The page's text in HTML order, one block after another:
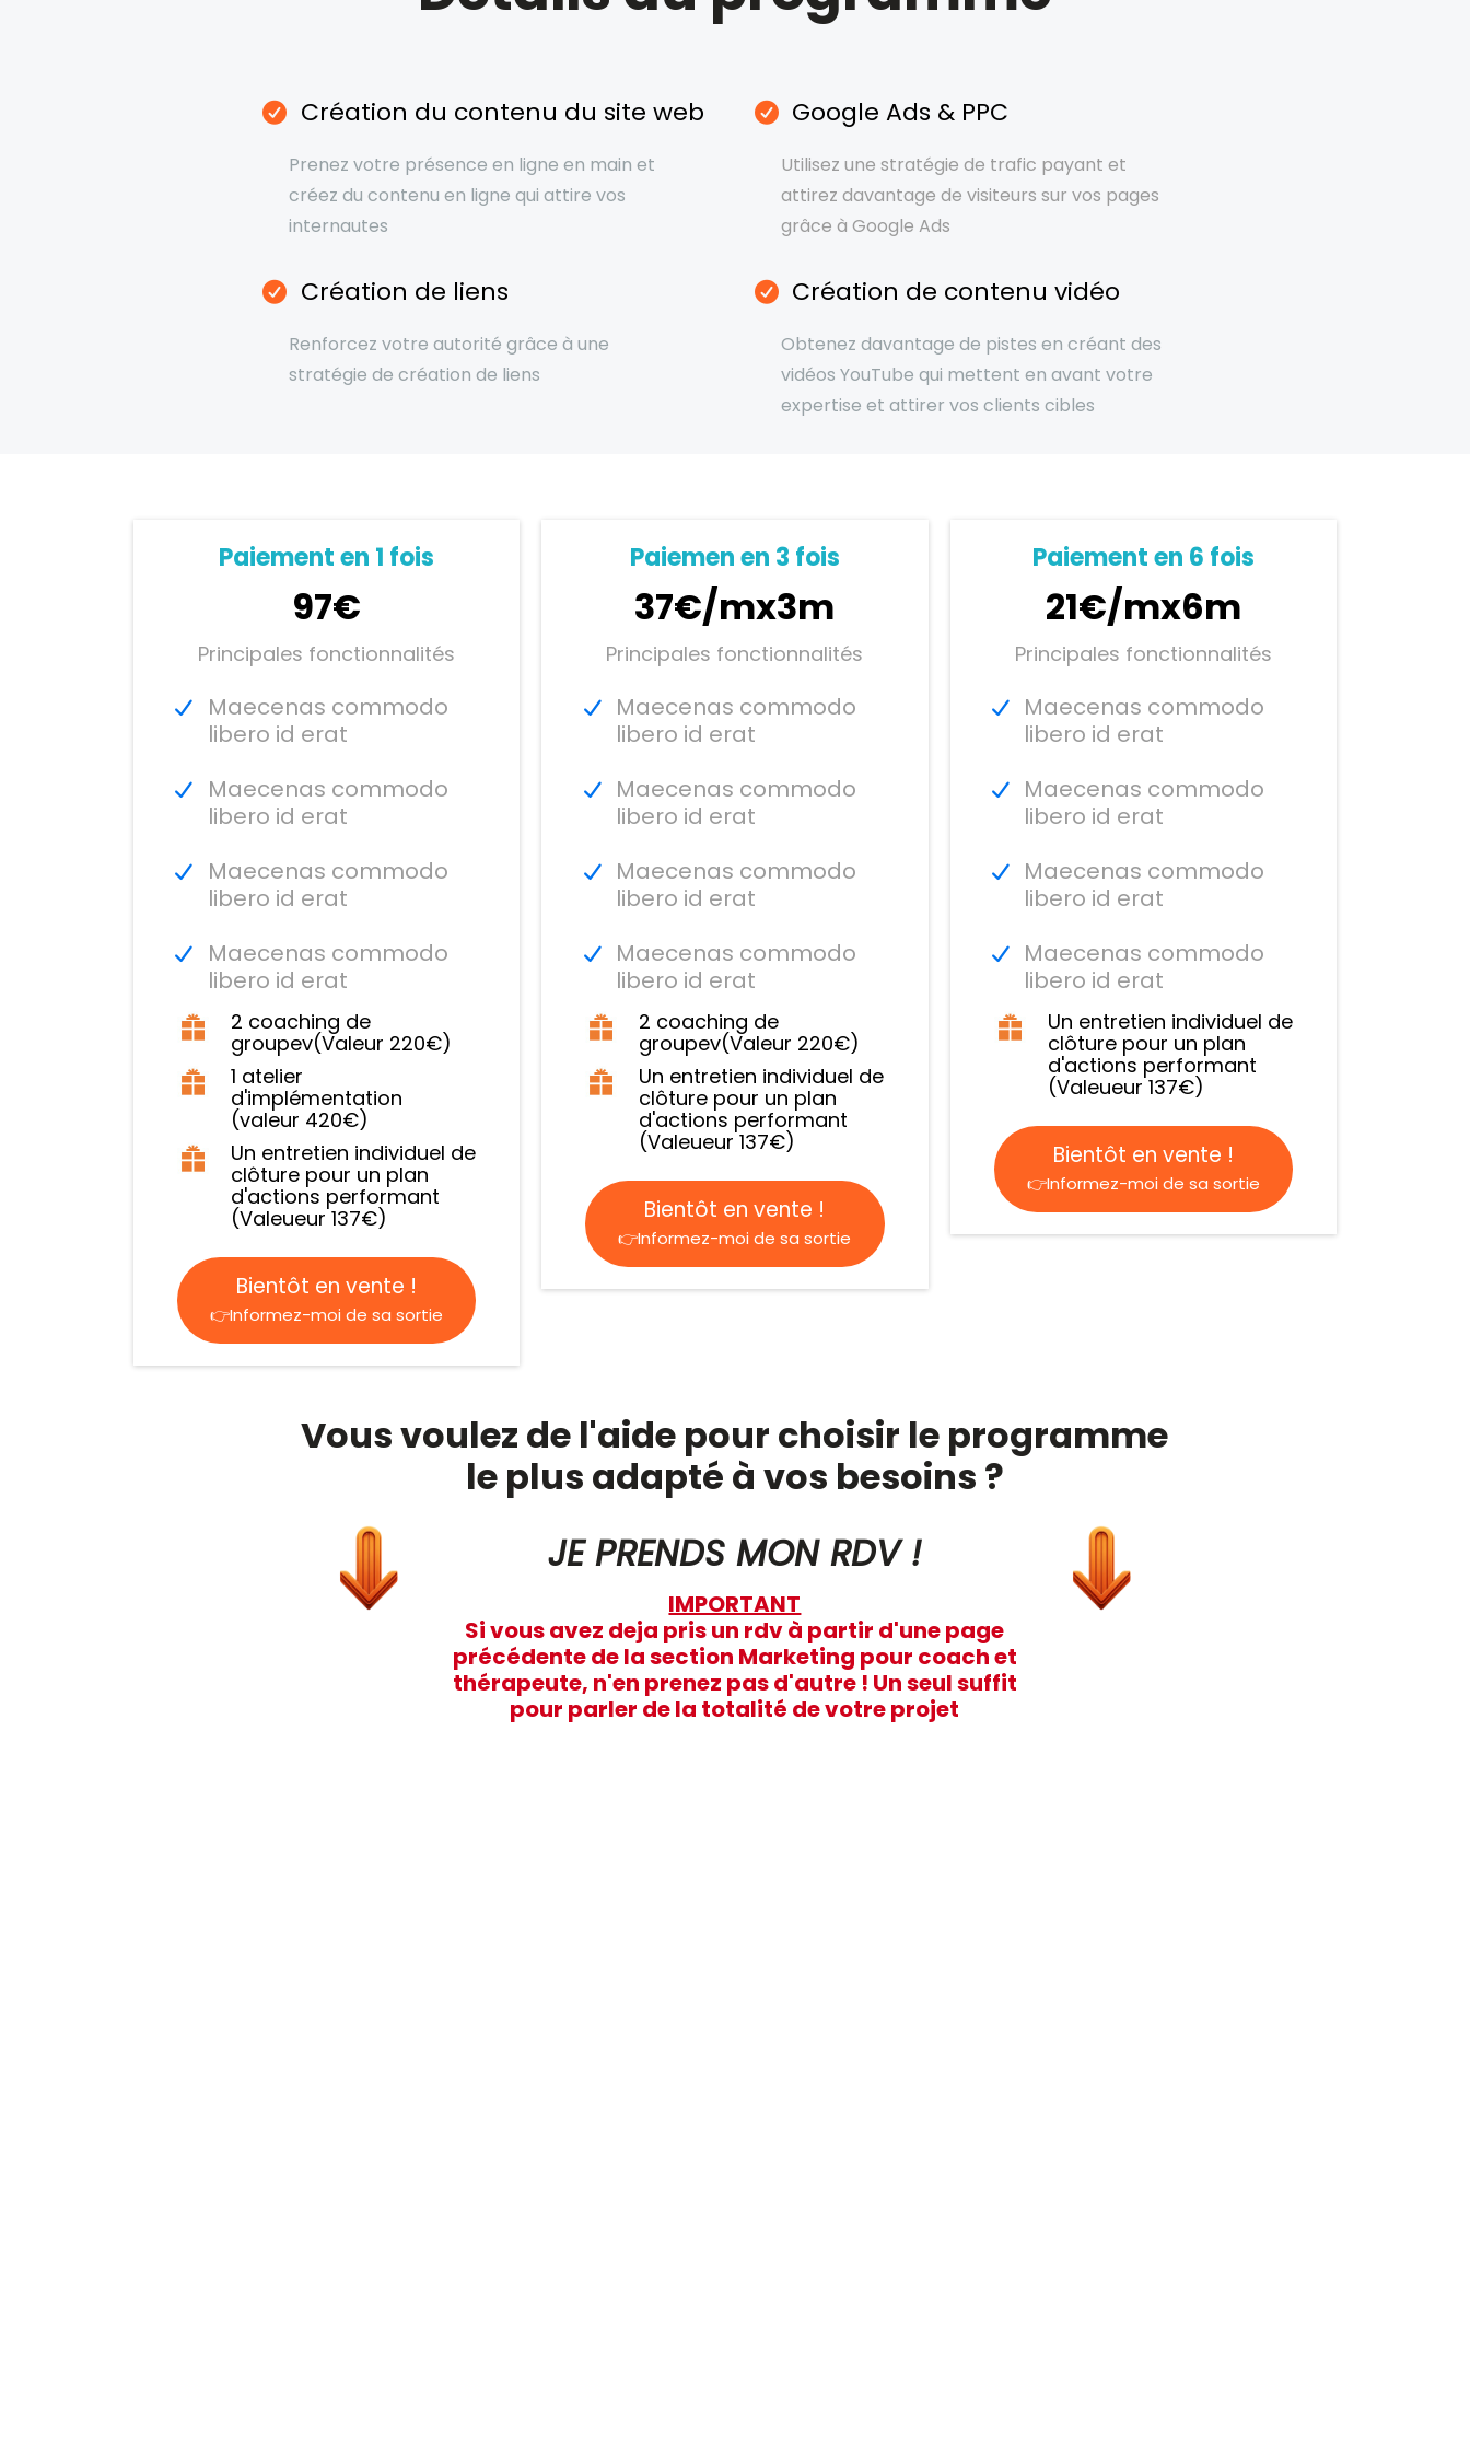
Création du contenu du site web
Prenez votre présence en ligne en main et
créez du contenu en ligne qui attire vos
internautes
Création de liens
Renforcez votre autorité grâce à une
stratégie de création de liens
Google Ads & PPC
Utilisez une stratégie de trafic payant et
attirez davantage de visiteurs sur vos pages
grâce à Google Ads
Création de contenu vidéo
Obtenez davantage de pistes en créant des
vidéos YouTube qui mettent en avant votre
expertise et attirer vos clients cibles
Paiement en 1 fois
97€
Principales fonctionnalités
Maecenas commodo
libero id erat
Maecenas commodo
libero id erat
Maecenas commodo
libero id erat
Maecenas commodo
libero id erat
2 coaching de
groupev(Valeur 220€)
1 atelier
d'implémentation
(valeur 420€)
Un entretien individuel de
clôture pour un plan
d'actions performant
(Valeueur 137€)
Bientôt en vente !
👉Informez-moi de sa sortie
Paiemen en 3 fois
37€/mx3m
Principales fonctionnalités
Maecenas commodo
libero id erat
Maecenas commodo
libero id erat
Maecenas commodo
libero id erat
Maecenas commodo
libero id erat
2 coaching de
groupev(Valeur 220€)
Un entretien individuel de
clôture pour un plan
d'actions performant
(Valeueur 137€)
Bientôt en vente !
👉Informez-moi de sa sortie
Paiement en 6 fois
21€/mx6m
Principales fonctionnalités
Maecenas commodo
libero id erat
Maecenas commodo
libero id erat
Maecenas commodo
libero id erat
Maecenas commodo
libero id erat
Un entretien individuel de
clôture pour un plan
d'actions performant
(Valeueur 137€)
Bientôt en vente !
👉Informez-moi de sa sortie
Vous voulez de l'aide pour choisir le programme
le plus adapté à vos besoins ?
JE PRENDS MON RDV !
IMPORTANT
Si vous avez deja pris un rdv à partir d'une page
précédente de la section Marketing pour coach et
thérapeute, n'en prenez pas d'autre ! Un seul suffit
pour parler de la totalité de votre projet